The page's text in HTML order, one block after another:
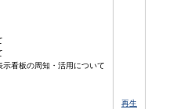
示看板の周知・活用について
再生